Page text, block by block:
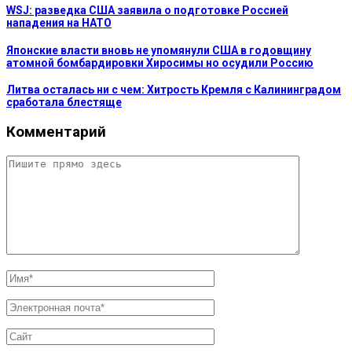
WSJ: разведка США заявила о подготовке Россией
нападения на НАТО
Японские власти вновь не упомянули США в годовщину
атомной бомбардировки Хиросимы но осудили Россию
Литва осталась ни с чем: Хитрость Кремля с Калининградом
сработала блестяще
Комментарий